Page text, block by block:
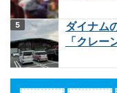
ダイナム
「クレ